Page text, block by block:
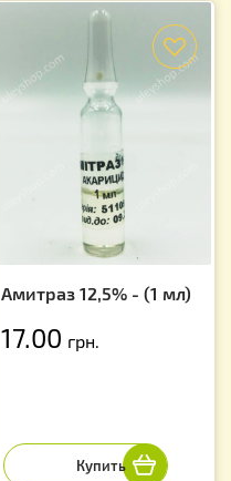
Амитраз 12,5% - (1 мл)
17.00 грн.